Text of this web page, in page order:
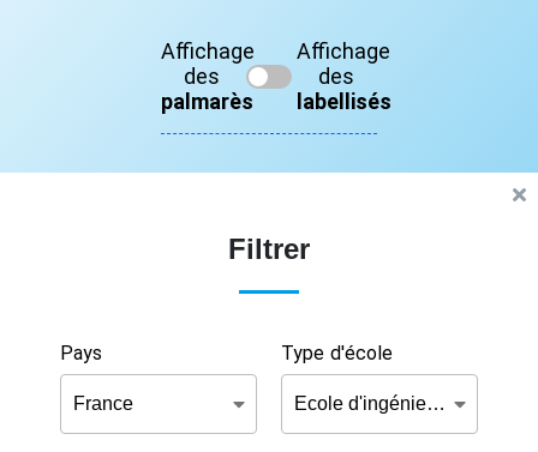
Affichage
des
palmarès
Affichage
des
labellisés
Filtrer
Pays Type d'école